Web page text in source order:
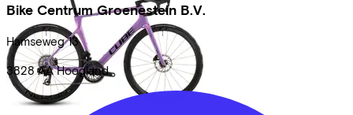
Bike Centrum Groenestein B.V.
Hamseweg 13
3828 AA Hoogland